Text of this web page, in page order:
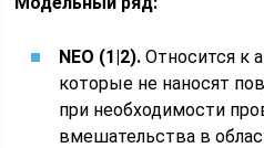
NEO (1|2). Относится к
которые не наносят
при необходимости
вмешательства в